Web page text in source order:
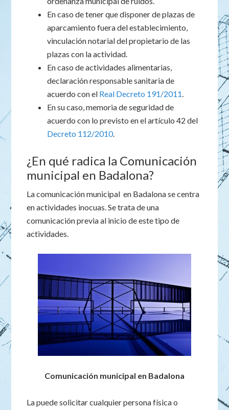
En caso de tener que disponer de plazas de
aparcamiento fuera del establecimiento,
vinculación notarial del propietario de las
plazas con la actividad.
En caso de actividades alimentarias,
declaración responsable sanitaria de
acuerdo con el Real Decreto 191/2011.
En su caso, memoria de seguridad de
acuerdo con lo previsto en el artículo 42 del
Decreto 112/2010.
¿En qué radica la Comunicación
municipal en Badalona?
La comunicación municipal en Badalona se centra
en actividades inocuas. Se trata de una
comunicación previa al inicio de este tipo de
actividades.
Comunicación municipal en Badalona
La puede solicitar cualquier persona física o